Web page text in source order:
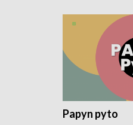
Papyn pyto